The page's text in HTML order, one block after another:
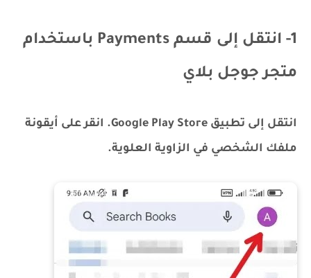
1- انتقل إلى قسم Payments باستخدام
متجر جوجل بلاي
انتقل إلى تطبيق Google Play Store. انقر على أيقونة
ملفك الشخصي في الزاوية العلوية.